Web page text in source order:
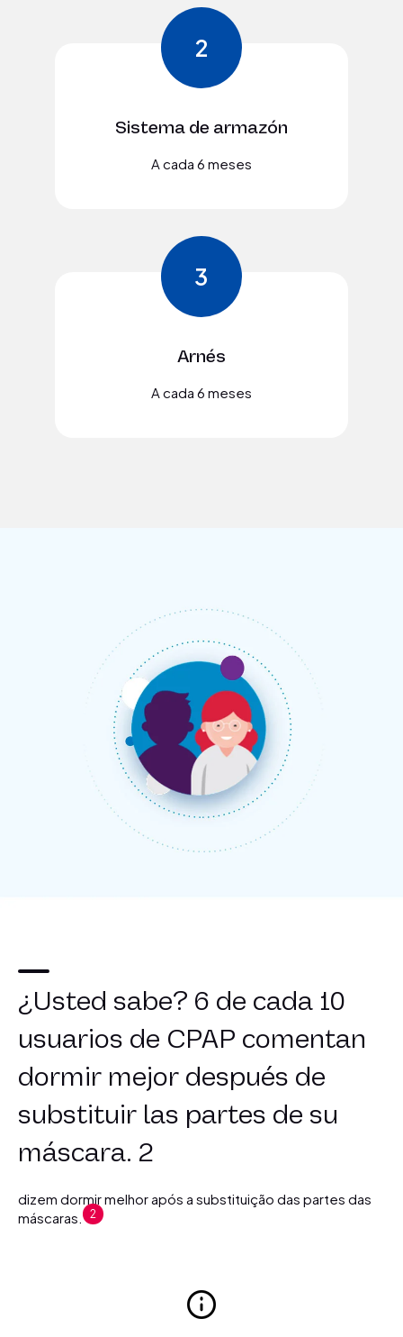
2
Sistema de armazón
A cada 6 meses
3
Arnés
A cada 6 meses
¿Usted sabe? 6 de cada 10
usuarios de CPAP comentan
dormir mejor después de
substituir las partes de su
máscara. 2
dizem dormir melhor após a substituição das partes das
máscaras.
2